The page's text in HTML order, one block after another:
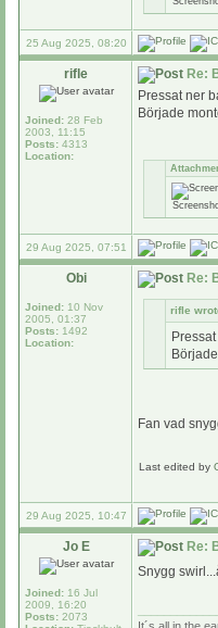
25 Aug 2025, 08:20
rifle
Joined: 28 Feb
2003, 11:15
Posts: 4313
Location:
Re:
Pressat ner
Började
29 Aug 2025, 07:51
Obi
Joined: 10 Nov
2005, 01:37
Posts: 1492
Location:
Re:
rifle
Fan vad
Last edited by
29 Aug 2025, 10:47
Jo E
Joined: 16 Jul
2009, 16:20
Posts: 2073
Re:
Snygg